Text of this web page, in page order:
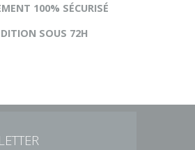
100% SÉCURISÉ
SOUS 72H